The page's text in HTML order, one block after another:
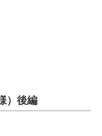
）後編